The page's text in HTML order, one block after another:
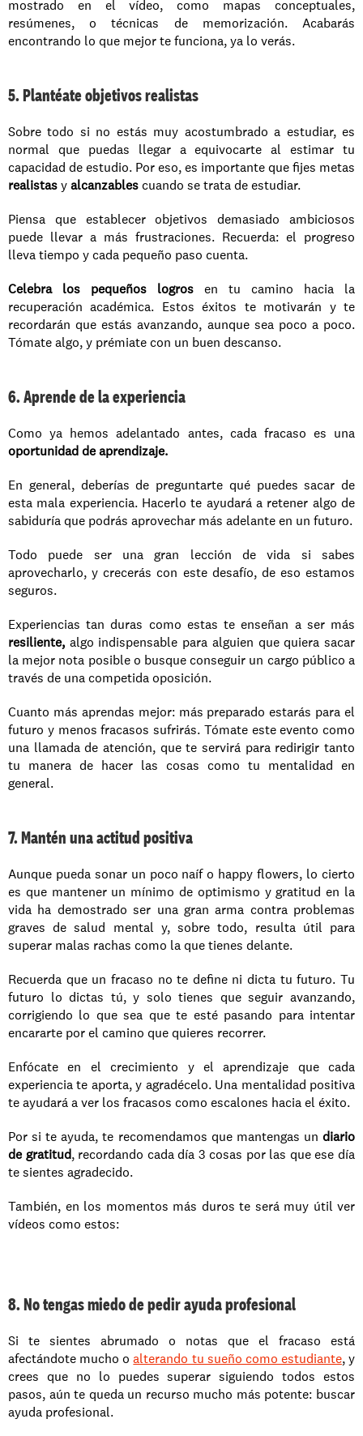
mostrado en el vídeo, como mapas conceptuales,
resúmenes, o técnicas de memorización. Acabarás
encontrando lo que mejor te funciona, ya lo verás.
5. Plantéate objetivos realistas
Sobre todo si no estás muy acostumbrado a estudiar, es
normal que puedas llegar a equivocarte al estimar tu
realistas y alcanzables cuando se trata de estudiar.
Piensa que establecer objetivos demasiado ambiciosos
puede llevar a más frustraciones. Recuerda: el progreso
lleva tiempo y cada pequeño paso cuenta.
Celebra los pequeños logros en tu camino hacia la
recuperación académica. Estos éxitos te motivarán y te
recordarán que estás avanzando, aunque sea poco a poco.
Tómate algo, y prémiate con un buen descanso.
6. Aprende de la experiencia
oportunidad de aprendizaje.
En general, deberías de preguntarte qué puedes sacar de
esta mala experiencia. Hacerlo te ayudará a retener algo de
sabiduría que podrás aprovechar más adelante en un futuro.
Todo puede ser una gran lección de vida si sabes
aprovecharlo, y crecerás con este desafío, de eso estamos
seguros.
resiliente, algo indispensable para alguien que quiera sacar
la mejor nota posible o busque conseguir un cargo público a
través de una competida oposición.
Cuanto más aprendas mejor: más preparado estarás para el
futuro y menos fracasos sufrirás. Tómate este evento como
una llamada de atención, que te servirá para redirigir tanto
tu manera de hacer las cosas como tu mentalidad en
general.
7. Mantén una actitud positiva
Aunque pueda sonar un poco naíf o happy flowers, lo cierto
es que mantener un mínimo de optimismo y gratitud en la
vida ha demostrado ser una gran arma contra problemas
graves de salud mental y, sobre todo, resulta útil para
superar malas rachas como la que tienes delante.
Recuerda que un fracaso no te define ni dicta tu futuro. Tu
futuro lo dictas tú, y solo tienes que seguir avanzando,
corrigiendo lo que sea que te esté pasando para intentar
encararte por el camino que quieres recorrer.
Enfócate en el crecimiento y el aprendizaje que cada
experiencia te aporta, y agradécelo. Una mentalidad positiva
te ayudará a ver los fracasos como escalones hacia el éxito.
Por si te ayuda, te recomendamos que mantengas un diario
de gratitud, recordando cada día 3 cosas por las que ese día
te sientes agradecido.
También, en los momentos más duros te será muy útil ver
vídeos como estos:
8. No tengas miedo de pedir ayuda profesional
Si te sientes abrumado o notas que el fracaso está
afectándote mucho o alterando tu sueño como estudiante, y
crees que no lo puedes superar siguiendo todos estos
pasos, aún te queda un recurso mucho más potente: buscar
ayuda profesional.